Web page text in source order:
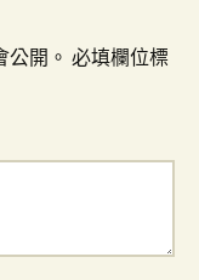
開。 必填欄位標